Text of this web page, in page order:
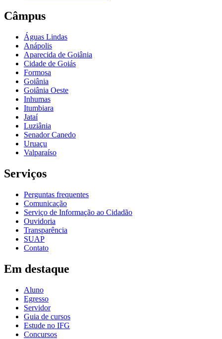
Câmpus
Águas Lindas
Anápolis
Aparecida de Goiânia
Cidade de Goiás
Formosa
Goiânia
Goiânia Oeste
Inhumas
Itumbiara
Jataí
Luziânia
Senador Canedo
Uruaçu
Valparaíso
Serviços
Perguntas frequentes
Comunicação
Serviço de Informação ao Cidadão
Ouvidoria
Transparência
SUAP
Contato
Em destaque
Aluno
Egresso
Servidor
Guia de cursos
Estude no IFG
Concursos